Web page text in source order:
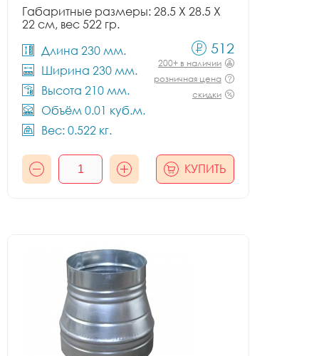
Габаритные размеры: 28.5 X 28.5 X
22 см, вес 522 гр.
Длина 230 мм.
Ширина 230 мм.
Высота 210 мм.
Объём 0.01 куб.м.
Вес: 0.522 кг.
512
200+ в наличии
розничная цена
скидки
КУПИТЬ